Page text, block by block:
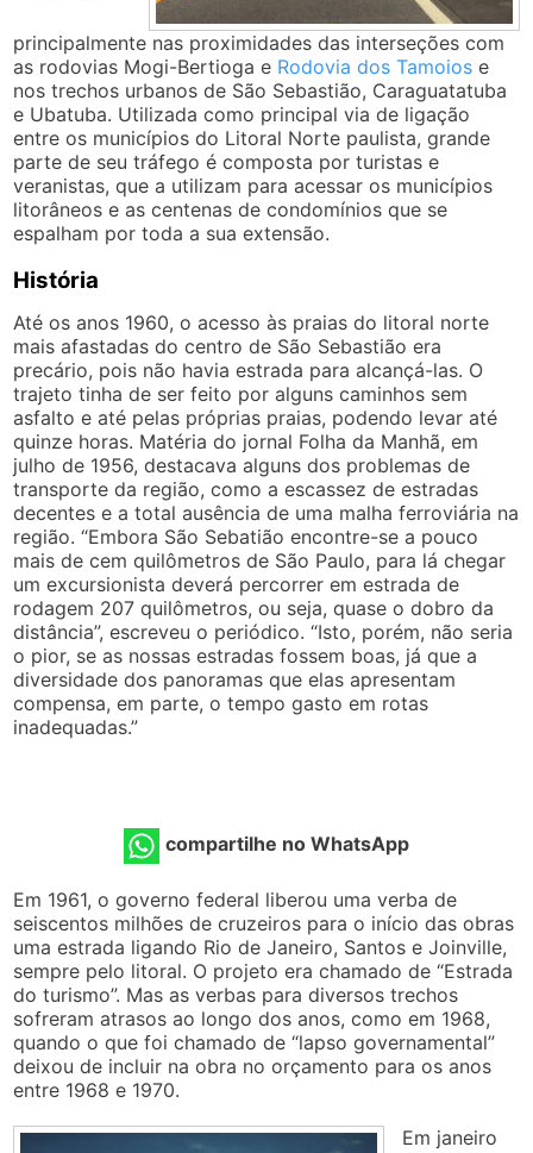
principalmente nas proximidades das interseções com
as rodovias Mogi-Bertioga e Rodovia dos Tamoios e
nos trechos urbanos de São Sebastião, Caraguatatuba
e Ubatuba. Utilizada como principal via de ligação
entre os municípios do Litoral Norte paulista, grande
parte de seu tráfego é composta por turistas e
veranistas, que a utilizam para acessar os municípios
litorâneos e as centenas de condomínios que se
espalham por toda a sua extensão.
História
Até os anos 1960, o acesso às praias do litoral norte
mais afastadas do centro de São Sebastião era
precário, pois não havia estrada para alcançá-las. O
trajeto tinha de ser feito por alguns caminhos sem
asfalto e até pelas próprias praias, podendo levar até
quinze horas. Matéria do jornal Folha da Manhã, em
julho de 1956, destacava alguns dos problemas de
transporte da região, como a escassez de estradas
decentes e a total ausência de uma malha ferroviária na
região. “Embora São Sebatião encontre-se a pouco
mais de cem quilômetros de São Paulo, para lá chegar
um excursionista deverá percorrer em estrada de
rodagem 207 quilômetros, ou seja, quase o dobro da
distância”, escreveu o periódico. “Isto, porém, não seria
o pior, se as nossas estradas fossem boas, já que a
diversidade dos panoramas que elas apresentam
compensa, em parte, o tempo gasto em rotas
inadequadas.”
compartilhe no WhatsApp
Em 1961, o governo federal liberou uma verba de
seiscentos milhões de cruzeiros para o início das obras
uma estrada ligando Rio de Janeiro, Santos e Joinville,
sempre pelo litoral. O projeto era chamado de “Estrada
do turismo”. Mas as verbas para diversos trechos
sofreram atrasos ao longo dos anos, como em 1968,
quando o que foi chamado de “lapso governamental”
deixou de incluir na obra no orçamento para os anos
entre 1968 e 1970.
Em janeiro